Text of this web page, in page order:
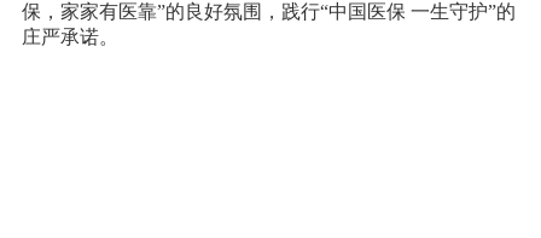
保，家家有医靠”的良好氛围，践行“中国医保 一生守护”的
庄严承诺。